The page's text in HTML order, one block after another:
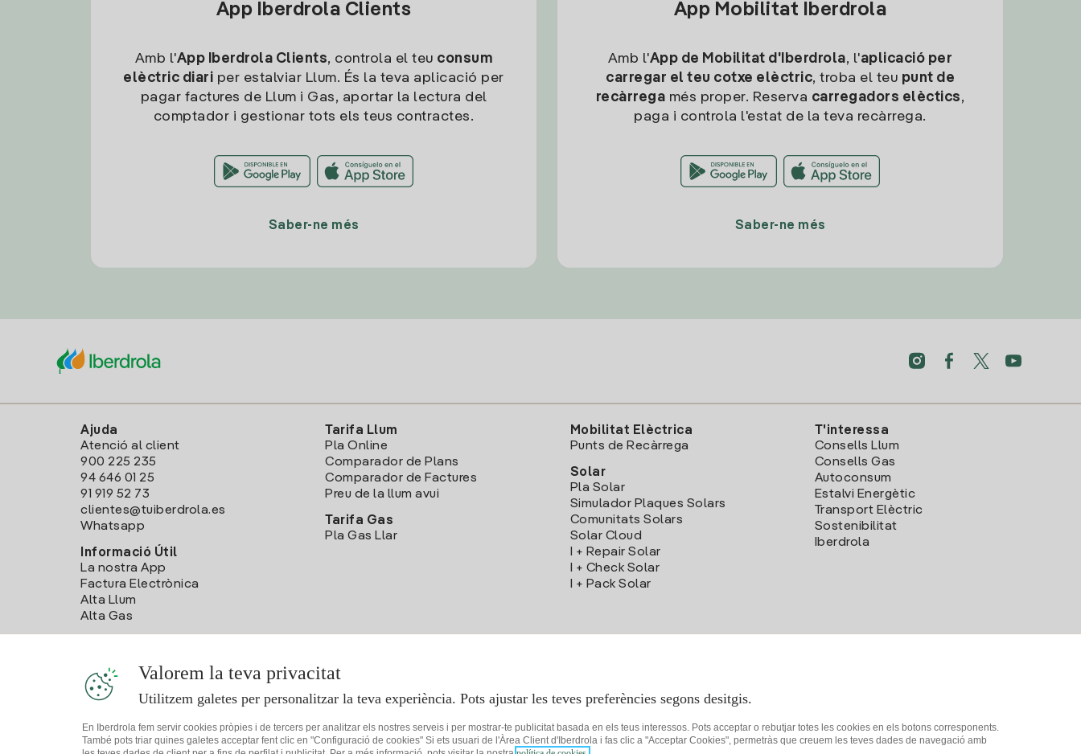
App Iberdrola Clients
Amb l'App Iberdrola Clients, controla el teu consum
elèctric diari per estalviar Llum. És la teva aplicació per
pagar factures de Llum i Gas, aportar la lectura del
comptador i gestionar tots els teus contractes.
Saber-ne més
App Mobilitat Iberdrola
Amb l'App de Mobilitat d'Iberdrola, l'aplicació per
carregar el teu cotxe elèctric, troba el teu punt de
recàrrega més proper. Reserva carregadors elèctics,
paga i controla l'estat de la teva recàrrega.
Saber-ne més
Ajuda
Atenció al client
900 225 235
94 646 01 25
91 919 52 73
clientes@tuiberdrola.es
Whatsapp
Informació Útil
La nostra App
Factura Electrònica
Alta Llum
Alta Gas
Tarifa Llum
Pla Online
Comparador de Plans
Comparador de Factures
Preu de la llum avui
Tarifa Gas
Pla Gas Llar
Mobilitat Elèctrica
Punts de Recàrrega
Solar
Pla Solar
Simulador Plaques Solars
Comunitats Solars
Solar Cloud
I + Repair Solar
I + Check Solar
I + Pack Solar
T'interessa
Consells Llum
Consells Gas
Autoconsum
Estalvi Energètic
Transport Elèctric
Sostenibilitat
Iberdrola
Valorem la teva privacitat
Utilitzem galetes per personalitzar la teva experiència. Pots ajustar les teves preferències segons desitgis.
En Iberdrola fem servir cookies pròpies i de tercers per analitzar els nostres serveis i per mostrar-te publicitat basada en els teus interessos. Pots acceptar o rebutjar totes les cookies en els botons corresponents.
També pots triar quines galetes acceptar fent clic en "Configuració de cookies" Si ets usuari de l'Àrea Client d'Iberdrola i fas clic a "Acceptar Cookies", permetràs que creuem les teves dades de navegació amb